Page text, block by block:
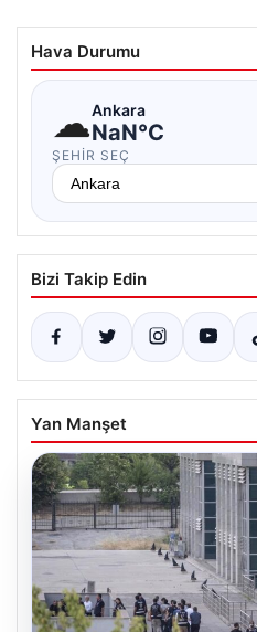
Hava Durumu
☁Ankara
NaN°C
ŞEHIR SEÇ
Bizi Takip Edin
Yan Manşet